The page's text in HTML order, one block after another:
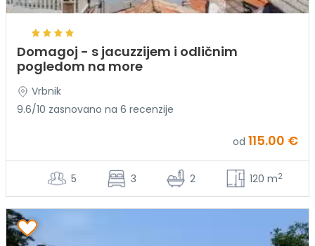
Domagoj - s jacuzzijem i odličnim
pogledom na more
Vrbnik
9.6/10 zasnovano na 6 recenzije
od 115.00 €
5 3 2 120 m2